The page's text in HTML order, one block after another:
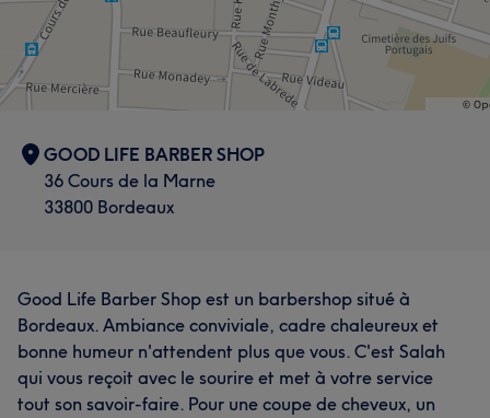
GOOD LIFE BARBER SHOP
36 Cours de la Marne
33800 Bordeaux
Good Life Barber Shop est un barbershop situé à
Bordeaux. Ambiance conviviale, cadre chaleureux et
bonne humeur n'attendent plus que vous. C'est Salah
qui vous reçoit avec le sourire et met à votre service
tout son savoir-faire. Pour une coupe de cheveux, un